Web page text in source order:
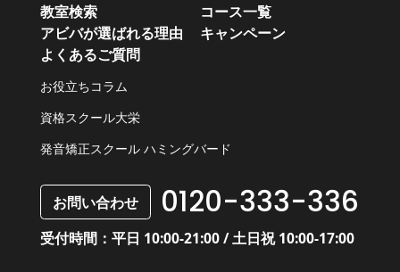
教室検索
コース一覧
アビバが選ばれる理由
キャンペーン
よくあるご質問
お役立ちコラム
資格スクール大栄
発音矯正スクール ハミングバード
お問い合わせ 0120-333-336
受付時間：平日 10:00-21:00 / 土日祝 10:00-17:00